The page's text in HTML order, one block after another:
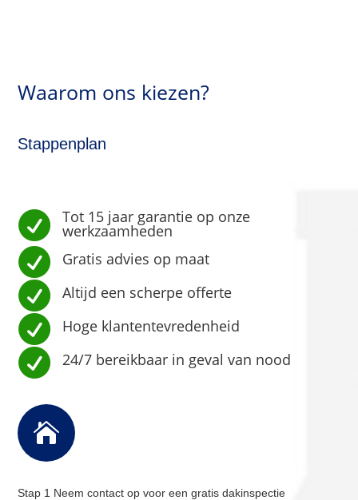
Waarom ons kiezen?
Stappenplan
 Tot 15 jaar garantie op onze
werkzaamheden
 Gratis advies op maat
 Altijd een scherpe offerte
 Hoge klantentevredenheid
 24/7 bereikbaar in geval van nood

Stap 1 Neem contact op voor een gratis dakinspectie